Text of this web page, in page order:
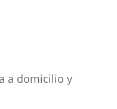
a domicilio y